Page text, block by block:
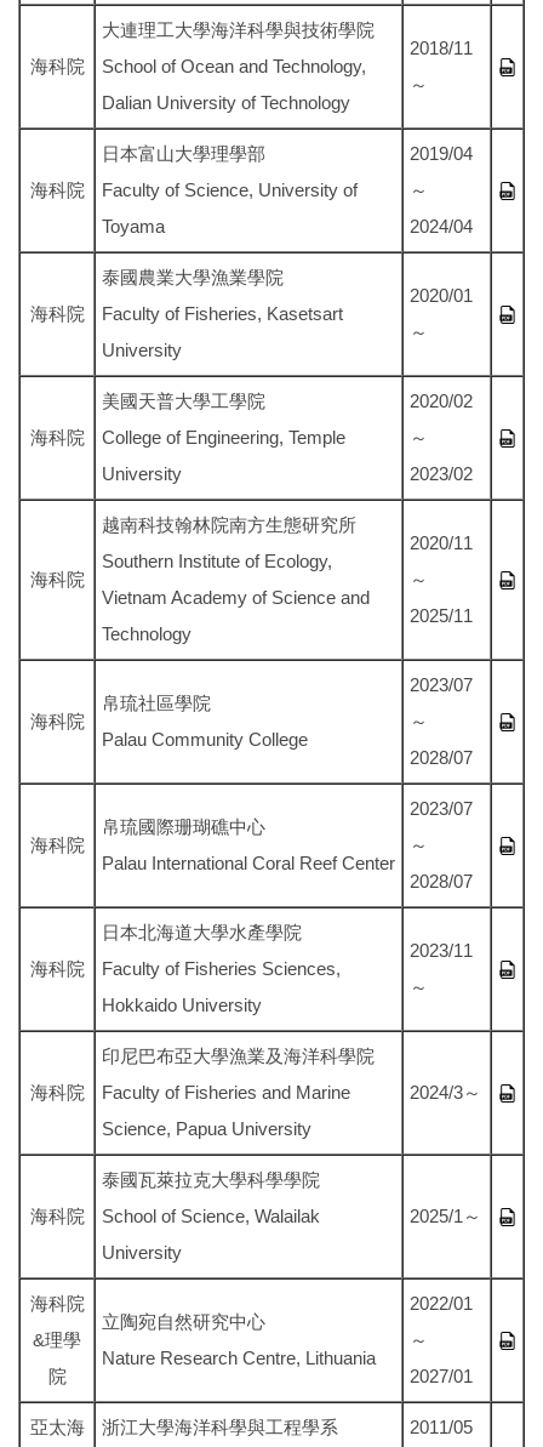
海科院
大連理工大學海洋科學與技術學院
School of Ocean and Technology,
Dalian University of Technology
2018/11
～
海科院
日本富山大學理學部
Faculty of Science, University of
Toyama
2019/04
～
2024/04
海科院
泰國農業大學漁業學院
Faculty of Fisheries, Kasetsart
University
2020/01
～
海科院
美國天普大學工學院
College of Engineering, Temple
University
2020/02
～
2023/02
海科院
越南科技翰林院南方生態研究所
Southern Institute of Ecology,
Vietnam Academy of Science and
Technology
2020/11
～
2025/11
海科院
帛琉社區學院
Palau Community College
2023/07
～
2028/07
海科院
帛琉國際珊瑚礁中心
Palau International Coral Reef Center
2023/07
～
2028/07
海科院
日本北海道大學水產學院
Faculty of Fisheries Sciences,
Hokkaido University
2023/11
～
海科院
印尼巴布亞大學漁業及海洋科學院
Faculty of Fisheries and Marine
Science, Papua University
2024/3～
海科院
泰國瓦萊拉克大學科學學院
School of Science, Walailak
University
2025/1～
海科院
&理學
院
立陶宛自然研究中心
Nature Research Centre, Lithuania
2022/01
～
2027/01
亞太海 浙江大學海洋科學與工程學系 2011/05